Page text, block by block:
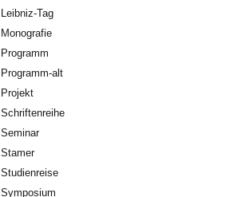
Leibniz-Tag
Monografie
Programm
Programm-alt
Projekt
Schriftenreihe
Seminar
Stamer
Studienreise
Symposium